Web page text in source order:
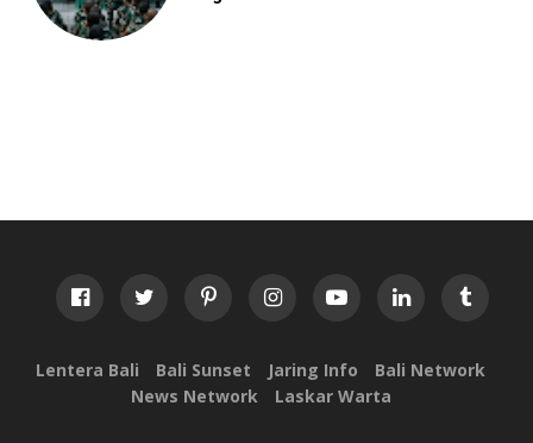
Lentera Bali Bali Sunset Jaring Info
Bali Network
News Network
Laskar Warta